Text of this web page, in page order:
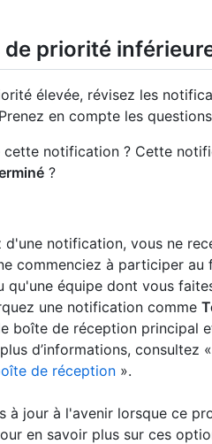
priorité
élevée, révisez les
en compte les
cette notification ? Cette
?
d'une notification, vous ne
commenciez à participer au
qu'une équipe dont vous
une notification comme
boîte de réception principal
d’informations, consultez «
de réception ».
à jour à l'avenir lorsque ce
en savoir plus sur ces